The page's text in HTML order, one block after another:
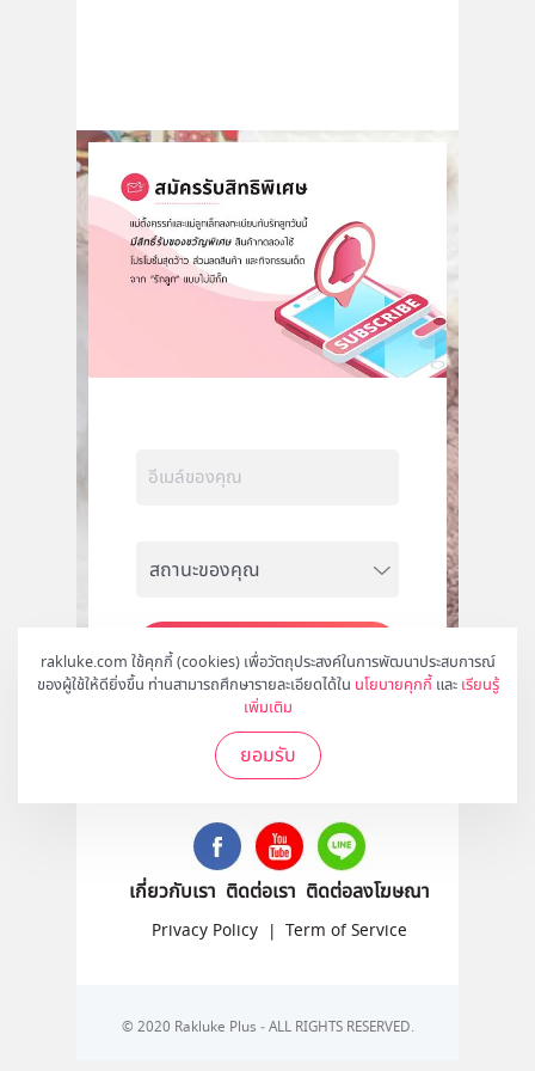
rakluke.com ใช้คุกกี้ (cookies) เพื่อวัตถุประสงค์ในการพัฒนาประสบการณ์
ของผู้ใช้ให้ดียิ่งขึ้น ท่านสามารถศึกษารายละเอียดได้ใน นโยบายคุกกี้ และ เรียนรู้
เพิ่มเติม
ยอมรับ
สมัคร
ติดตามเราได้ที่
เกี่ยวกับเรา ติดต่อเรา ติดต่อลงโฆษณา
Privacy Policy | Term of Service
© 2020 Rakluke Plus - ALL RIGHTS RESERVED.